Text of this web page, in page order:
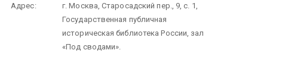
Адрес:
г. Москва, Старосадский пер., 9, с. 1,
Государственная публичная
историческая библиотека России, зал
«Под сводами».